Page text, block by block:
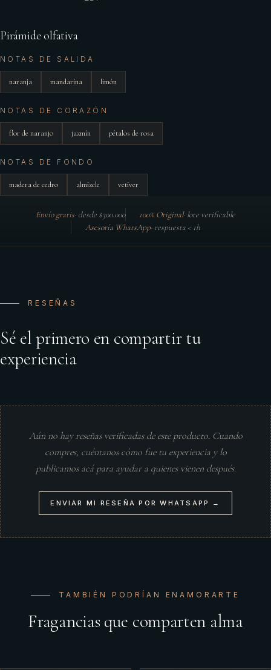
Pirámide olfativa
NOTAS DE SALIDA
naranja mandarina limón
NOTAS DE CORAZÓN
flor de naranjo jazmín pétalos de rosa
NOTAS DE FONDO
madera de cedro almizcle vetiver
Envío gratis· desde $300.000 100% Original· lote verificable
Asesoría WhatsApp· respuesta < 1h
RESEÑAS
Sé el primero en compartir tu
experiencia
Aún no hay reseñas verificadas de este producto. Cuando
compres, cuéntanos cómo fue tu experiencia y lo
publicamos acá para ayudar a quienes vienen después.
ENVIAR MI RESEÑA POR WHATSAPP →
TAMBIÉN PODRÍAN ENAMORARTE
Fragancias que comparten alma